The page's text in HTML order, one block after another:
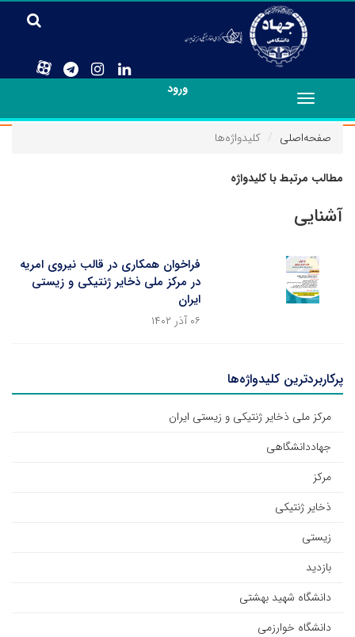
ورود
Toggle
navigation
صفحه‌اصلی
کلیدواژه‌ها
مطالب مرتبط با کلیدواژه
آشنایی
فراخوان همکاری در قالب نیروی امریه
در مرکز ملی ذخایر ژنتیکی و زیستی
ایران
۰۶ آذر ۱۴۰۲
پرکاربردترین کلیدواژه‌ها
مرکز ملی ذخایر ژنتیکی و زیستی ایران
جهاددانشگاهی
مرکز
ذخایر ژنتیکی
زیستی
بازدید
دانشگاه شهید بهشتی
دانشگاه خوارزمی